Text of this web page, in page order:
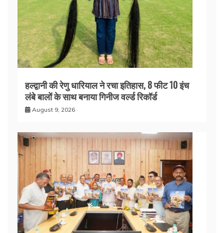
हल्द्वानी की रेणु धारियाल ने रचा इतिहास, 8 फीट 10 इंच
लंबे बालों के साथ बनाया गिनीज वर्ल्ड रिकॉर्ड
August 9, 2026